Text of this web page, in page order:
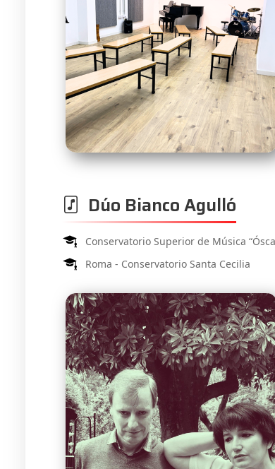
Dúo Bianco Agulló
Conservatorio Superior de Música
Roma - Conservatorio Santa Cecilia